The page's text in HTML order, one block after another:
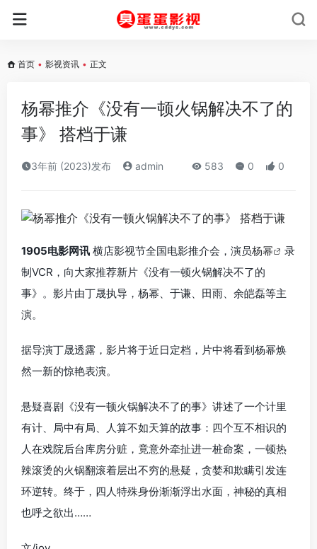
首页 • 影视资讯 • 正文
杨幂推介《没有一顿火锅解决不了的
事》 搭档于谦
3年前 (2023)发布 admin 583 0 0
1905电影网讯 横店影视节全国电影推介会，演员杨幂
录
制VCR，向大家推荐新片《没有一顿火锅解决不了的
事》。影片由丁晟执导，杨幂、于谦、田雨、余皑磊等主
演。
据导演丁晟透露，影片将于近日定档，片中将看到杨幂焕
然一新的惊艳表演。
悬疑喜剧《没有一顿火锅解决不了的事》讲述了一个计里
有计、局中有局、人算不如天算的故事：四个互不相识的
人在戏院后台库房分赃，竟意外牵扯进一桩命案，一顿热
辣滚烫的火锅翻滚着层出不穷的悬疑，贪婪和欺瞒引发连
环逆转。终于，四人特殊身份渐渐浮出水面，神秘的真相
也呼之欲出……